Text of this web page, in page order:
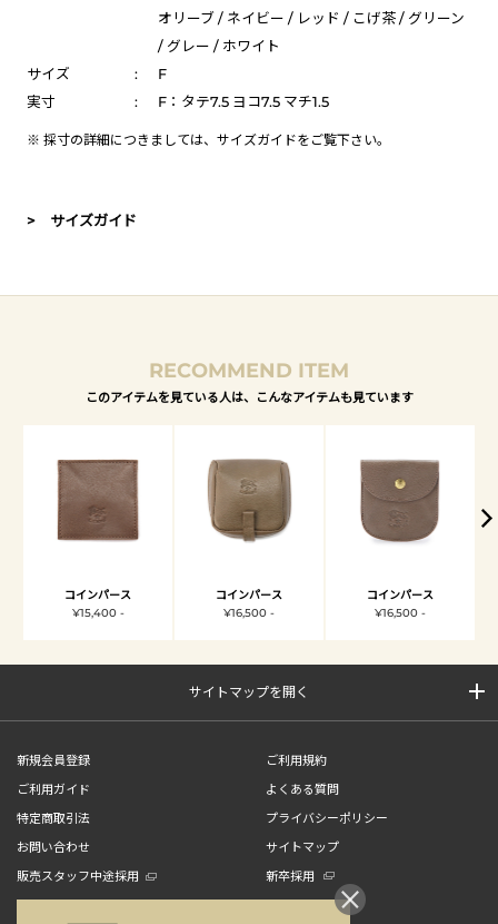
オリーブ / ネイビー / レッド / こげ茶 / グリーン
/ グレー / ホワイト
サイズ
:
F
実寸
: F：タテ7.5 ヨコ7.5 マチ1.5
※ 採寸の詳細につきましては、 サイズガイドをご覧下さい。
> サイズガイド
RECOMMEND ITEM
このアイテムを見ている人は、こんなアイテムも見ています
コインパース
¥15,400 -
コインパース
¥16,500 -
コインパース
¥16,500 -
サイトマップを開く
新規会員登録
ご利用規約
ご利用ガイド
よくある質問
特定商取引法
プライバシーポリシー
お問い合わせ
サイトマップ
販売スタッフ中途採用
新卒採用